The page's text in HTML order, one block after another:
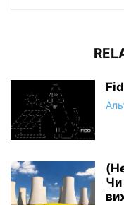
Чи